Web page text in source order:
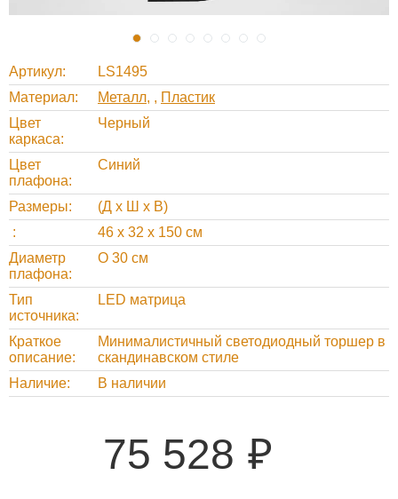
Артикул
LS1495
Материал
Металл , Пластик
Цвет
каркаса
Черный
Цвет
плафона
Синий
Размеры
(Д х Ш х В)
46 х 32 х 150 см
Диаметр
плафона
O 30 см
Тип
источника
LED матрица
Краткое
описание
Минималистичный светодиодный торшер в
скандинавском стиле
Наличие
В наличии
75 528